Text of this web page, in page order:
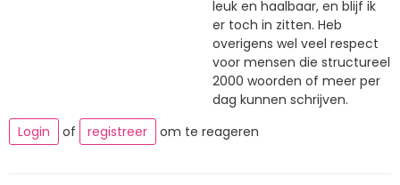
leuk en haalbaar, en blijf ik
er toch in zitten. Heb
overigens wel veel respect
voor mensen die structureel
2000 woorden of meer per
dag kunnen schrijven.
Login
of registreer om te reageren